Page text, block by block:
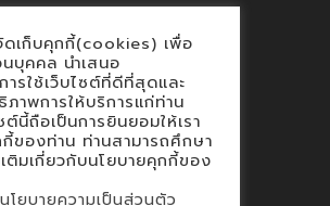
วนบุคคล
ดเก็บคุกกี้(cookies) เพื่อ
บุคคล นำเสนอ
ารใช้เว็บไซต์ที่ดีที่สุดและ
าพการให้บริการแก่ท่าน
ต์นี้ถือเป็นการยินยอมให้เรา
กี้ของท่าน ท่านสามารถศึกษา
ติมเกี่ยวกับนโยบายคุกกี้ของ
นโยบายความเป็นส่วนตัว